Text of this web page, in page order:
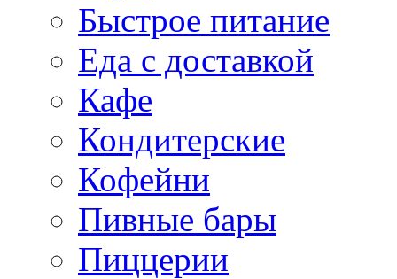
Быстрое питание
Еда с доставкой
Кафе
Кондитерские
Кофейни
Пивные бары
Пиццерии